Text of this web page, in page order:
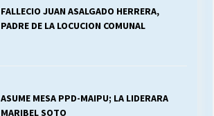
FALLECIO JUAN ASALGADO HERRERA,
PADRE DE LA LOCUCION COMUNAL
ASUME MESA PPD-MAIPU; LA LIDERARA
MARIBEL SOTO